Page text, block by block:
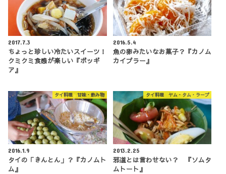
2017.7.3
ちょっと珍しい冷たいスイーツ！
クミクミ食感が楽しい『ボッギ
ア』
2016.5.4
魚の卵みたいなお菓子？『カノム
カイプラー』
タイ料理 甘味・飲み物
2016.1.9
タイの「きんとん」？『カノムト
ム』
タイ料理 ヤム・タム・ラープ
2013.2.25
邪道とは言わせない？ 『ソムタ
ムトート』